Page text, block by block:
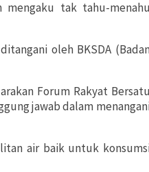
mengaku tak tahu-menahu
oleh BKSDA
Forum Rakyat Bersatu
jawab dalam
air baik untuk